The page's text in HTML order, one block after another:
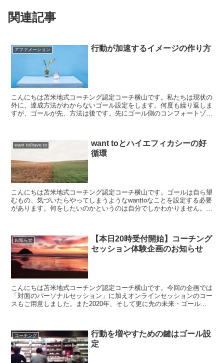
関連記事
アファメーション 行動が加速するイメージの作り方
こんにちは苫米地式コーチング認定コーチ横山です。私たちは現状の
外に、達成方法がわからないゴール設定をします。何度も繰り返しま
すが、ゴールが先、方法は後です。先にゴール側のコンフォートゾー
want to/have to
want toとハイエフィカシーの好
循環
こんにちは苫米地式コーチング認定コーチ横山です。ゴールは自ら望
むもの、気づいたらやってしまうようなwanttoなことを設定する必要
があります。何をしたいのかというのは自分でしかわかりません。そ
お知らせ
【本日20時受付開始】コーチング
セッション体験企画のお知らせ
こんにちは苫米地式コーチング認定コーチ横山です。今回の企画では
「対面のパーソナルセッション」に加えオンラインセッションのコー
スもご用意しました。また2020年、そして更に先の未来・ゴールへ
コーチング
行動を増やすための鍵はゴール設
定